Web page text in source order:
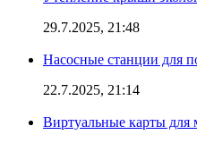
29.7.2025, 21:48
Насосные станции для
22.7.2025, 21:14
Виртуальные карты